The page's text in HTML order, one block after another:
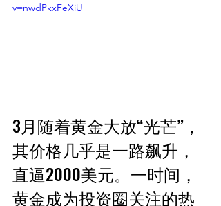
v=nwdPkxFeXiU
3月随着黄金大放“光芒”，
其价格几乎是一路飙升，
直逼2000美元。一时间，
黄金成为投资圈关注的热